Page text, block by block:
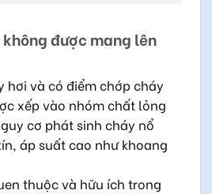
được mang lên
hơi và có điểm chớp cháy
xếp vào nhóm chất lỏng
cơ phát sinh cháy nổ
áp suất cao như khoang
thuộc và hữu ích trong